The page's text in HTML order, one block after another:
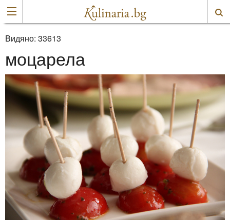
Видяно: 33613
моцарела